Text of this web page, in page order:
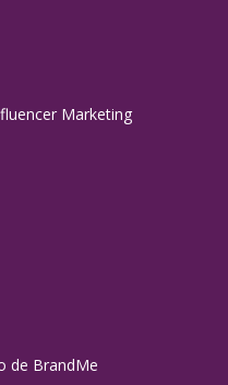
Marketing
de BrandMe